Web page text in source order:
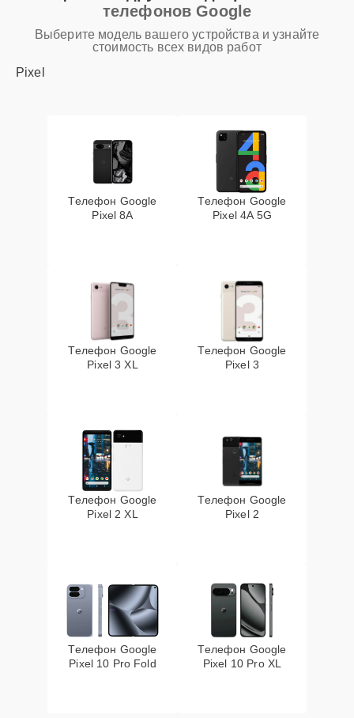
телефонов Google
Выберите модель вашего устройства и узнайте
стоимость всех видов работ
Pixel
Телефон Google
Pixel 8A
Телефон Google
Pixel 4A 5G
Телефон Google
Pixel 3 XL
Телефон Google
Pixel 3
Телефон Google
Pixel 2 XL
Телефон Google
Pixel 2
Телефон Google
Pixel 10 Pro Fold
Телефон Google
Pixel 10 Pro XL